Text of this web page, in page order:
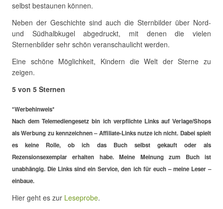
selbst bestaunen können.
Neben der Geschichte sind auch die Sternbilder über Nord-
und Südhalbkugel abgedruckt, mit denen die vielen
Sternenbilder sehr schön veranschaulicht werden.
Eine schöne Möglichkeit, Kindern die Welt der Sterne zu
zeigen.
5 von 5 Sternen
*Werbehinweis*
Nach dem Telemediengesetz bin ich verpflichte Links auf Verlage/Shops
als Werbung zu kennzeichnen – Affiliate-Links nutze ich nicht. Dabei spielt
es keine Rolle, ob ich das Buch selbst gekauft oder als
Rezensionsexemplar erhalten habe. Meine Meinung zum Buch ist
unabhängig. Die Links sind ein Service, den ich für euch – meine Leser –
einbaue.
Hier geht es zur Leseprobe.